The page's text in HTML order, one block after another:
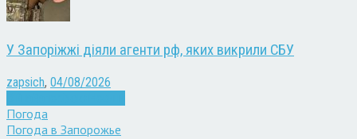
У Запоріжжі діяли агенти рф, яких викрили СБУ
zapsich, 04/08/2026
Погода
Погода в Запорожье